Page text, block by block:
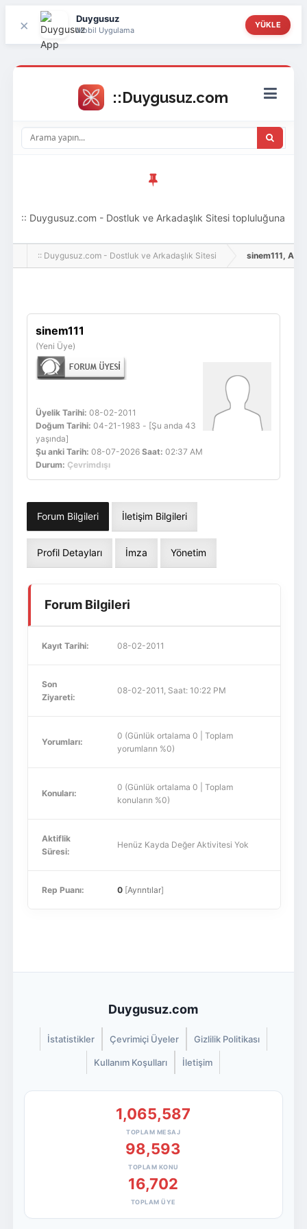
× Duygusuz
Mobil Uygulama
YÜKLE
:: Duygusuz.com - Dostluk ve Arkadaşlık Sitesi topluluğuna
hoş geldin ziyaretçi! Aramıza katılmak istersen kayıt
:: Duygusuz.com - Dostluk ve Arkadaşlık Sitesi sinem111, Adlı
sinem111
(Yeni Üye)
Üyelik Tarihi: 08-02-2011
Doğum Tarihi: 04-21-1983 - [Şu anda 43
yaşında]
Şu anki Tarih: 08-07-2026 Saat: 02:37 AM
Durum: Çevrimdışı
Forum Bilgileri İletişim Bilgileri
Profil Detayları İmza Yönetim
Forum Bilgileri
Kayıt Tarihi: 08-02-2011
Son
Ziyareti:
08-02-2011, Saat: 10:22 PM
Yorumları:
0 (Günlük ortalama 0 | Toplam
yorumların %0)
Konuları:
0 (Günlük ortalama 0 | Toplam
konuların %0)
Aktiflik
Süresi:
Henüz Kayda Değer Aktivitesi Yok
Rep Puanı: 0[Ayrıntılar]
Duygusuz.com
İstatistikler Çevrimiçi Üyeler Gizlilik Politikası
Kullanım Koşulları İletişim
1,065,587
TOPLAM MESAJ
98,593
TOPLAM KONU
16,702
TOPLAM ÜYE